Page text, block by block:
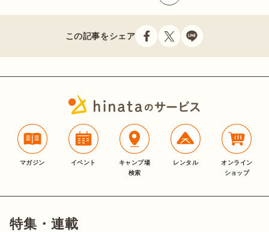
この記事をシェア
マガジン イベント
キャンプ場
検索
レンタル
オンライン
ショップ
特集・連載